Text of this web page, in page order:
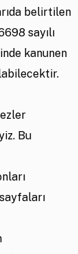
belirtilen
sayılı
kanunen
Bu